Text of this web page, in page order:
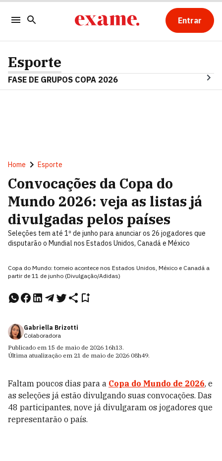
Entrar
Esporte
FASE DE GRUPOS COPA 2026
Home Esporte
Convocações da Copa do
Mundo 2026: veja as listas já
divulgadas pelos países
Seleções tem até 1º de junho para anunciar os 26 jogadores que
disputarão o Mundial nos Estados Unidos, Canadá e México
Copa do Mundo: torneio acontece nos Estados Unidos, México e Canadá a
partir de 11 de junho (Divulgação/Adidas)
Gabriella Brizotti
Colaboradora
Publicado em 15 de maio de 2026 16h13.
Última atualização em 21 de maio de 2026 08h49.
Faltam poucos dias para a Copa do Mundo de 2026, e
as seleções já estão divulgando suas convocações. Das
48 participantes, nove já divulgaram os jogadores que
representarão o país.